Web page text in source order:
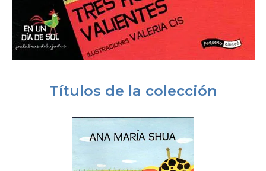
Títulos de la colección